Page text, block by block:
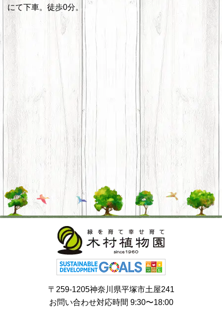
にて下車。徒歩0分。
〒259-1205神奈川県平塚市土屋241
お問い合わせ対応時間 9:30〜18:00